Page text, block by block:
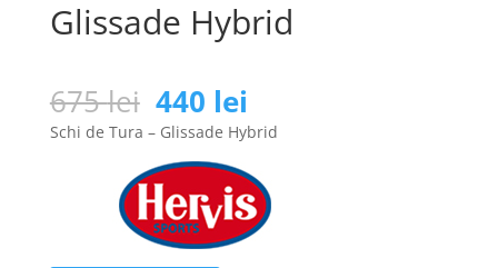
Glissade Hybrid
675lei Prețul
inițial
a
fost:
675 lei.
440 lei
curent
este:
440 lei.
Schi de Tura – Glissade Hybrid